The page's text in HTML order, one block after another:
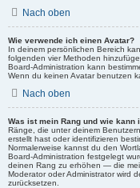
Nach oben
Wie verwende ich einen Avatar?
In deinem persönlichen Bereich
folgenden vier Methoden
Board-Administration kann
Wenn du keinen Avatar benutzen
Nach oben
Was ist mein Rang und wie kann
Ränge, die unter deinem
erstellt hast oder identifizieren
Normalerweise kannst du den
Board-Administration festgelegt
deinen Rang zu erhöhen — die
Moderator oder Administrator wird
zurücksetzen.